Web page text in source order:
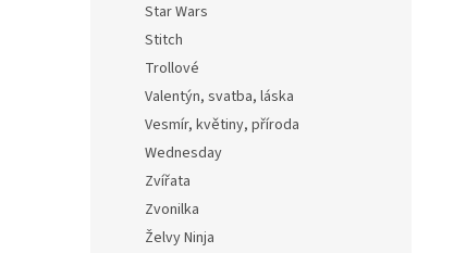
Star Wars
Stitch
Trollové
Valentýn, svatba, láska
Vesmír, květiny, příroda
Wednesday
Zvířata
Zvonilka
Želvy Ninja